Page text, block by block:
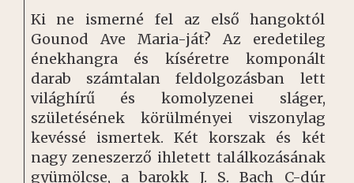
Ki ne ismerné fel az első hangoktól
Gounod Ave Maria-ját? Az eredetileg
énekhangra és kíséretre komponált
darab számtalan feldolgozásban lett
világhírű és komolyzenei sláger,
születésének körülményei viszonylag
kevéssé ismertek. Két korszak és két
nagy zeneszerző ihletett találkozásának
gyümölcse, a barokk J. S. Bach C-dúr